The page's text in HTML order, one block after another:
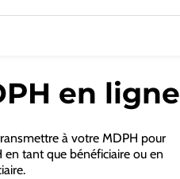
en ligne
à votre MDPH pour
tant que bénéficiaire ou en